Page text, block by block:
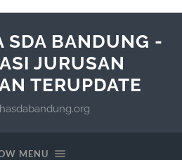
SDA BANDUNG -
JURUSAN
TERUPDATE
MENU